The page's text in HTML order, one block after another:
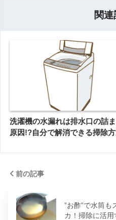
関
洗濯機の水漏れは排水口の詰
原因!?自分で解消できる掃除方
前の記事
”お酢”で水筒
カ！掃除に活用